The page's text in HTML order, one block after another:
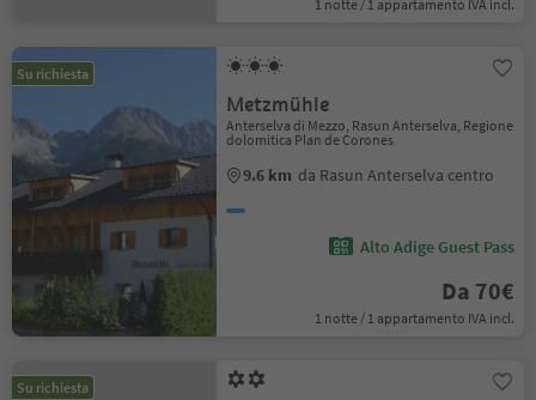
1 notte / 1 appartamento IVA incl.
Su richiesta
Metzmühle
Anterselva di Mezzo, Rasun Anterselva, Regione
dolomitica Plan de Corones
9.6 km da Rasun Anterselva centro
Alto Adige Guest Pass
Da 70€
1 notte / 1 appartamento IVA incl.
Su richiesta